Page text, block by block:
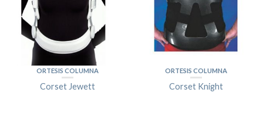
ORTESIS COLUMNA
Corset Jewett
ORTESIS COLUMNA
Corset Knight